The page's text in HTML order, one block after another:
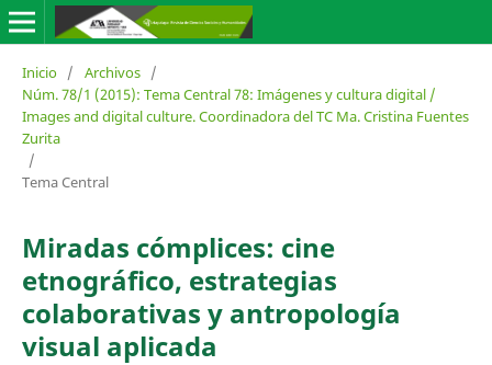
Inicio / Archivos /
Núm. 78/1 (2015): Tema Central 78: Imágenes y cultura digital /
Images and digital culture. Coordinadora del TC Ma. Cristina Fuentes
Zurita
/
Tema Central
Miradas cómplices: cine
etnográfico, estrategias
colaborativas y antropología
visual aplicada